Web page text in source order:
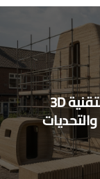
مستقبل المنازل المطبوعة بتقنية 3D